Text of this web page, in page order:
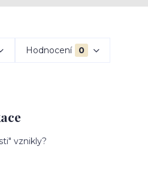
Hodnocení 0
vznikly?